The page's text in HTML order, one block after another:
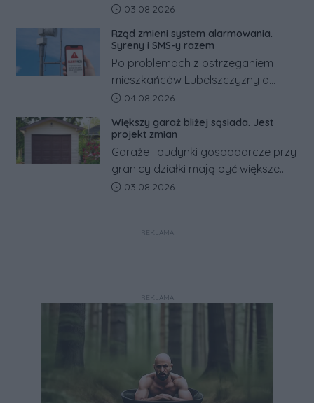
za granicą, gdzie bywa nawet
Co się dzieje?
Data dodania artykułu:
03.08.2026
Rząd zmieni system alarmowania.
Syreny i SMS-y razem
Po problemach z ostrzeganiem
mieszkańców Lubelszczyzny o
rosyjskim zagrożeniu rząd
alarmowych, alertów RCB i aplikacji
w jeden system.
Data dodania artykułu:
04.08.2026
Większy garaż bliżej sąsiada. Jest
projekt zmian
Garaże i budynki gospodarcze przy
granicy działki mają być większe.
Projekt zaostrza też zasady
Data dodania artykułu:
03.08.2026
REKLAMA
REKLAMA